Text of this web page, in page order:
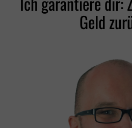
Geld